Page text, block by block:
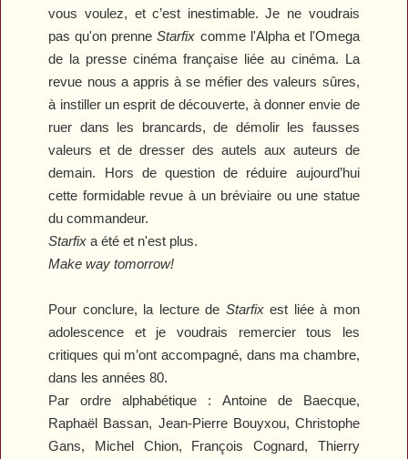
vous voulez, et c’est inestimable. Je ne voudrais
pas qu'on prenneStarfix comme l'Alpha et l'Omega
de la presse cinéma française liée au cinéma. La
revue nous a appris à se méfier des valeurs sûres,
à instiller un esprit de découverte, à donner envie de
ruer dans les brancards, de démolir les fausses
valeurs et de dresser des autels aux auteurs de
demain. Hors de question de réduire aujourd’hui
cette formidable revue à un bréviaire ou une statue
du commandeur.
Starfix a été et n'est plus.
Make way tomorrow!
Pour conclure, la lecture de Starfixest liée à mon
adolescence et je voudrais remercier tous les
critiques qui m’ont accompagné, dans ma chambre,
dans les années 80.
Par ordre alphabétique : Antoine de Baecque,
Raphaël Bassan, Jean-Pierre Bouyxou, Christophe
Gans, Michel Chion, François Cognard, Thierry